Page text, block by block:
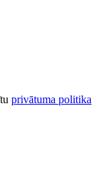
privātuma politika